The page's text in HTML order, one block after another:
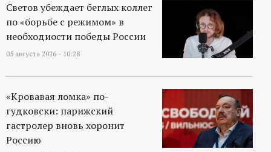
Светов убеждает беглых коллег
по «борьбе с режимом» в
необходиости победы России
05 августа 2026 - 10:28
«Кровавая ломка» по-
гудковски: парижский
гастролер вновь хоронит
Россию